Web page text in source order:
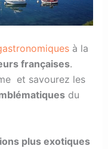
à la
françaises.
et savourez les
du
plus exotiques